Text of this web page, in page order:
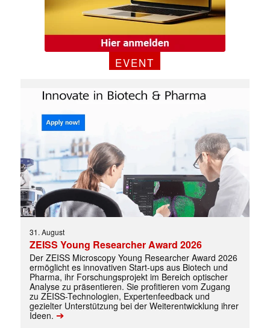
EVENT
31. August
ZEISS Young Researcher Award 2026
Der ZEISS Microscopy Young Researcher Award 2026
ermöglicht es innovativen Start-ups aus Biotech und
Pharma, ihr Forschungsprojekt im Bereich optischer
Analyse zu präsentieren. Sie profitieren vom Zugang
zu ZEISS-Technologien, Expertenfeedback und
gezielter Unterstützung bei der Weiterentwicklung ihrer
Ideen. ➔